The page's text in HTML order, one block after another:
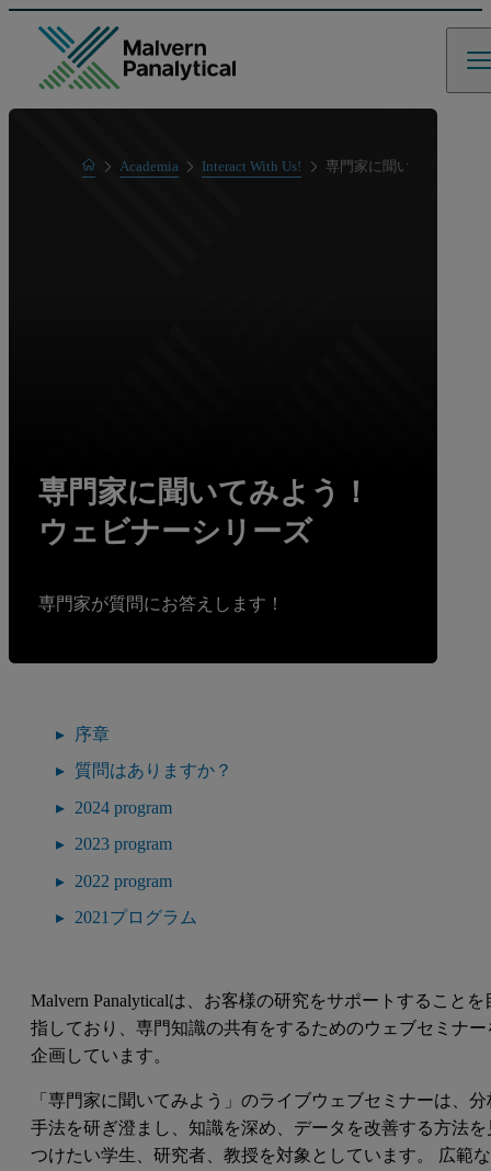
HomeAcademia Interact With Us! 専門家に聞いてみよう！
専門家に聞いてみよう！
ウェビナーシリーズ
専門家が質問にお答えします！
序章
質問はありますか？
2024 program
2023 program
2022 program
2021プログラム
Malvern Panalyticalは、お客様の研究をサポートすることを
指しており、専門知識の共有をするためのウェブセミナー
企画しています。
「専門家に聞いてみよう」のライブウェブセミナーは、分
手法を研ぎ澄まし、知識を深め、データを改善する方法を
つけたい学生、研究者、教授を対象としています。 広範な